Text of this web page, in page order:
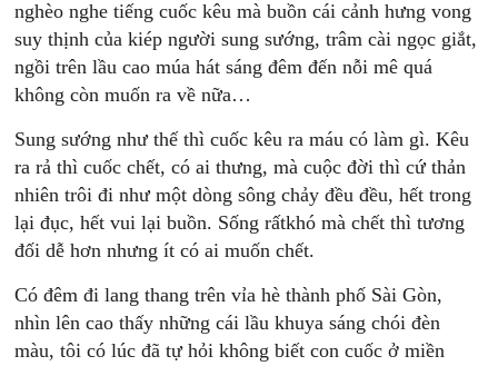
nghèo nghe tiếng cuốc kêu mà buồn cái cảnh hưng vong
suy thịnh của kiép người sung sướng, trâm cài ngọc giắt,
ngồi trên lầu cao múa hát sáng đêm đến nỗi mê quá
không còn muốn ra về nữa…
Sung sướng như thế thì cuốc kêu ra máu có làm gì. Kêu
ra rả thì cuốc chết, có ai thưng, mà cuộc đời thì cứ thản
nhiên trôi đi như một dòng sông chảy đều đều, hết trong
lại đục, hết vui lại buồn. Sống rấtkhó mà chết thì tương
đối dễ hơn nhưng ít có ai muốn chết.
Có đêm đi lang thang trên vỉa hè thành phố Sài Gòn,
nhìn lên cao thấy những cái lầu khuya sáng chói đèn
màu, tôi có lúc đã tự hỏi không biết con cuốc ở miền